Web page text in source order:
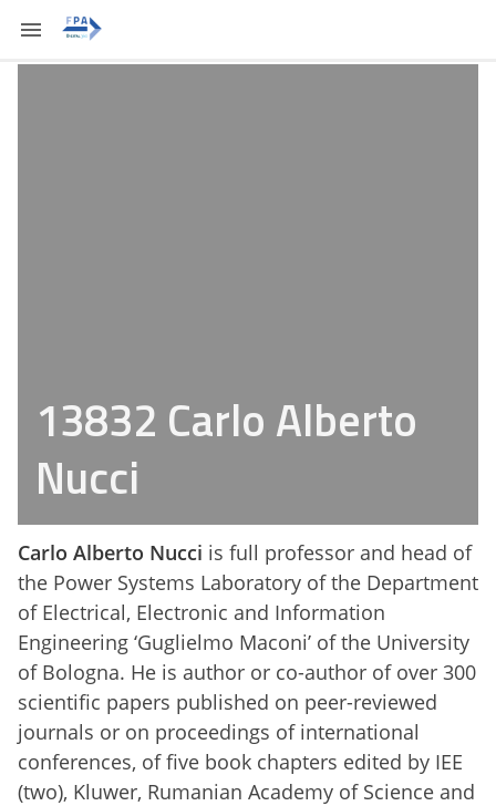
13832 Carlo Alberto
Nucci
Carlo Alberto Nucci is full professor and head of
the Power Systems Laboratory of the Department
of Electrical, Electronic and Information
Engineering ‘Guglielmo Maconi’ of the University
of Bologna. He is author or co-author of over 300
scientific papers published on peer-reviewed
journals or on proceedings of international
conferences, of five book chapters edited by IEE
(two), Kluwer, Rumanian Academy of Science and